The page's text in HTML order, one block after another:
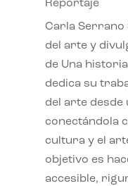
Reportaje
Carla Serrano
del arte y
de Una
dedica su
del arte desde
conectándola
cultura y el
objetivo es
accesible,